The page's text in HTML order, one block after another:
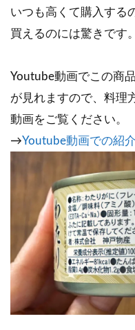
いつも高くて購入する
買えるのには驚きです。
Youtube動画でこの商
が見れますので、料理
動画をご覧ください。
→Youtube動画での紹